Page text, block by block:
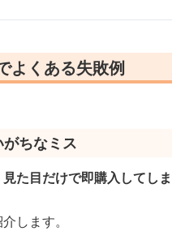
よくある失敗例
ちなミス
見た目だけで即購入してしま
します。